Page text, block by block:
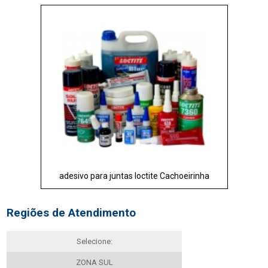
adesivo para juntas loctite Cachoeirinha
Regiões de Atendimento
Selecione:
ZONA SUL